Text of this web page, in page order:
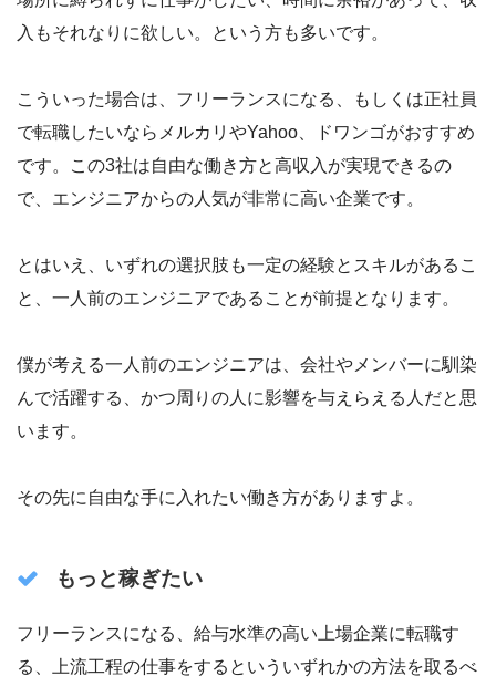
入もそれなりに欲しい。という方も多いです。
こういった場合は、フリーランスになる、もしくは正社員
で転職したいならメルカリやYahoo、ドワンゴがおすすめ
です。この3社は自由な働き方と高収入が実現できるの
で、エンジニアからの人気が非常に高い企業です。
とはいえ、いずれの選択肢も一定の経験とスキルがあるこ
と、一人前のエンジニアであることが前提となります。
僕が考える一人前のエンジニアは、会社やメンバーに馴染
んで活躍する、かつ周りの人に影響を与えらえる人だと思
います。
その先に自由な手に入れたい働き方がありますよ。
もっと稼ぎたい
フリーランスになる、給与水準の高い上場企業に転職す
る、上流工程の仕事をするといういずれかの方法を取るべ